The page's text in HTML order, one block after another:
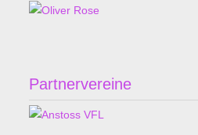
Partnervereine